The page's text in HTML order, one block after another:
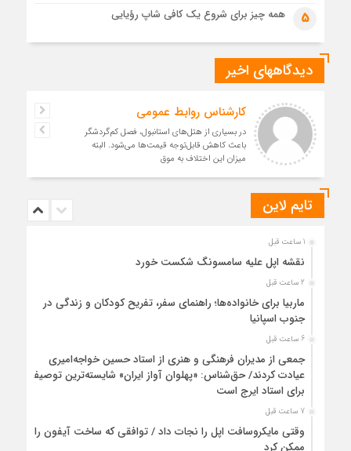
5 همه چیز برای شروع یک کافی شاپ رؤیایی
دیدگاههای اخیر
کارشناس روابط عمومی
در بسیاری از هتل‌های استانبول، فصل کم‌گردشگر
باعث کاهش قابل‌توجه قیمت‌ها می‌شود. البته
میزان این اختلاف به موق
تایم لاین
1 ساعت قبل
نقشه اپل علیه سامسونگ شکست خورد
2 ساعت قبل
ماربیا برای خانواده‌ها؛ راهنمای سفر، تفریح کودکان و زندگی در
جنوب اسپانیا
6 ساعت قبل
جمعی از مدیران فرهنگی و هنری از استاد حسین خواجه‌امیری
عیادت کردند/ حق‌شناس: «پهلوان آواز ایران» شایسته‌ترین توصیف
برای استاد ایرج است
7 ساعت قبل
وقتی مایکروسافت اپل را نجات داد / توافقی که ساخت آیفون را
ممکن کرد